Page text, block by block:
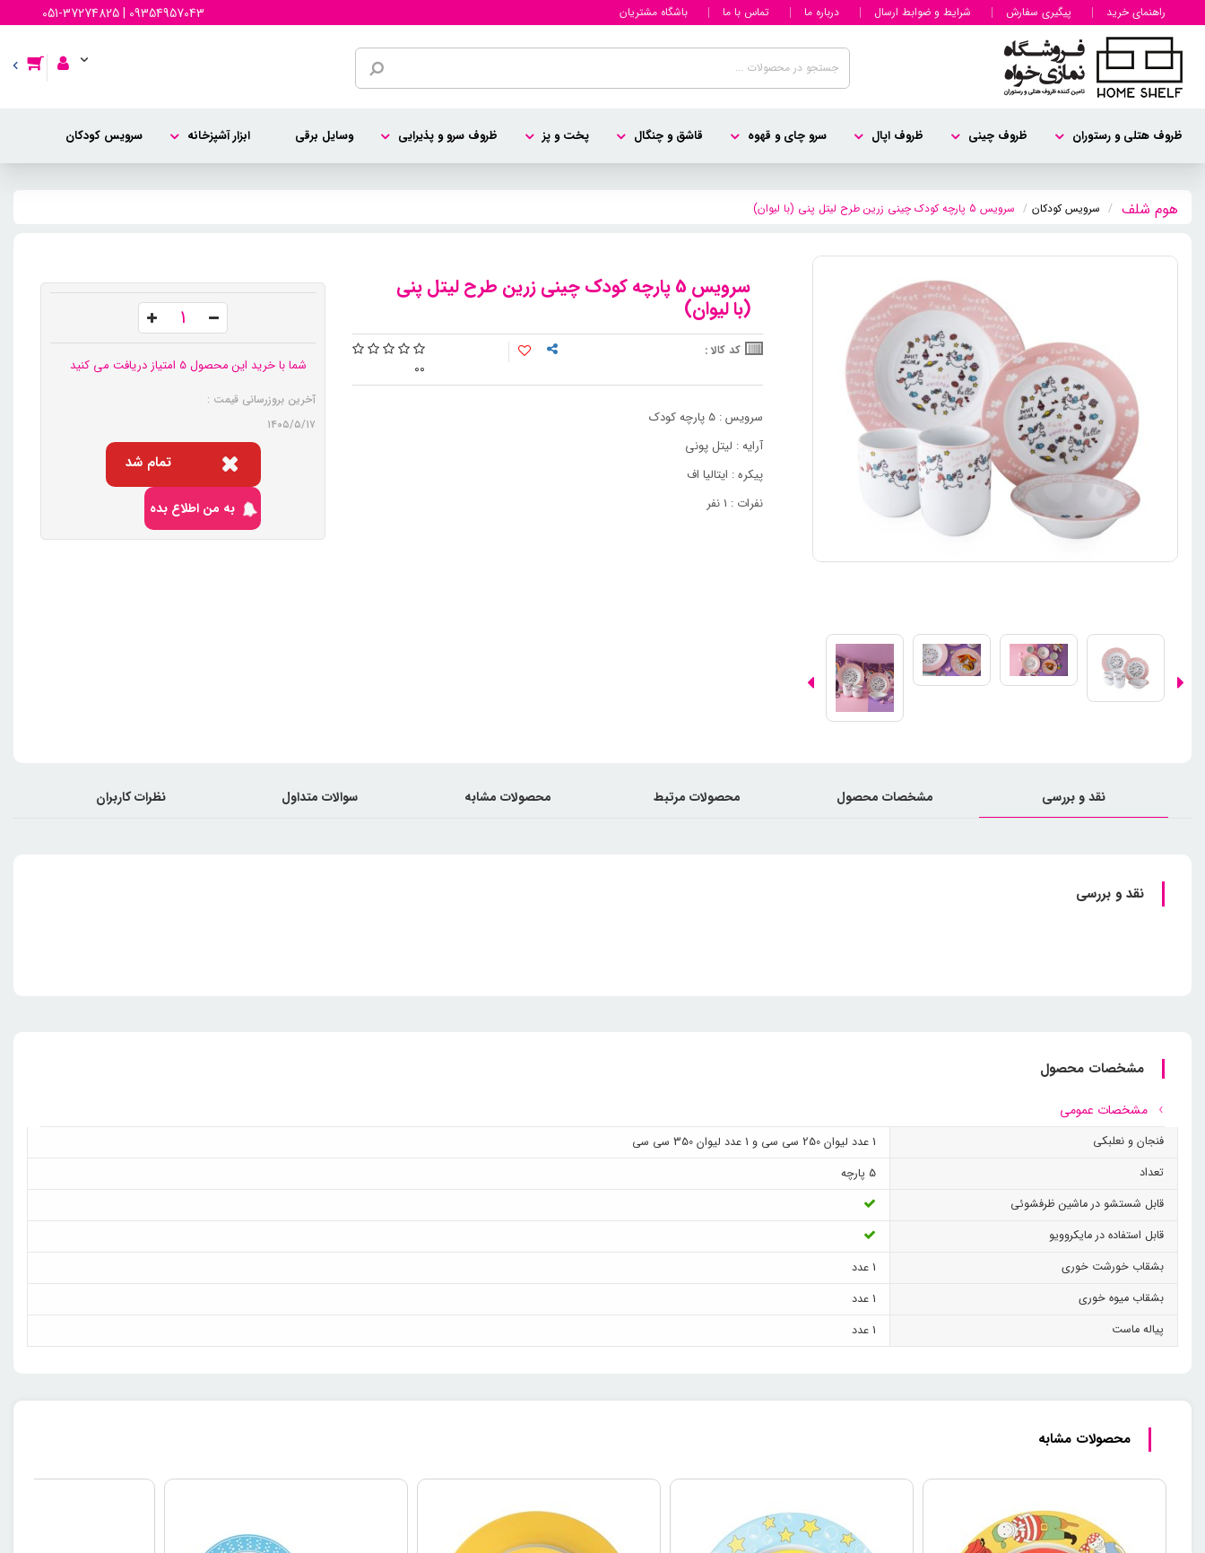
راهنمای خرید پیگیری سفارش شرایط و ضوابط ارسال درباره ما تماس با ما باشگاه مشتریان 051-37274825 | 09354957043
ظروف هتلی و رستوران ظروف چینی ظروف اپال سرو چای و قهوه قاشق و چنگال پخت و پز ظروف سرو و پذیرایی وسایل برقی ابزار آشپزخانه سرویس کودکان
سرویس کودکان سرویس 5 پارچه کودک چینی زرین طرح لیتل پنی (با لیوان)
سرویس 5 پارچه کودک چینی زرین طرح لیتل پنی
(با لیوان)
کد کالا :
00
سرویس : 5 پارچه کودک
آرایه : لیتل پونی
پیکره : ایتالیا اف
نفرات : 1 نفر
شما با خرید این محصول 5 امتیاز دریافت می کنید
آخرین بروزرسانی قیمت :
۱۴۰۵/۵/۱۷
تمام شد
به من اطلاع بده
نقد و بررسی مشخصات محصول محصولات مرتبط محصولات مشابه سوالات متداول نظرات کاربران
نقد و بررسی
مشخصات محصول
مشخصات عمومی
فنجان و نعلبکی
1 عدد لیوان 250 سی سی و 1 عدد لیوان 350 سی سی
تعداد
5 پارچه
قابل شستشو در ماشین ظرفشوئی
قابل استفاده در مایکروویو
بشقاب خورشت خوری
1 عدد
بشقاب میوه خوری
1 عدد
پیاله ماست
1 عدد
محصولات مشابه